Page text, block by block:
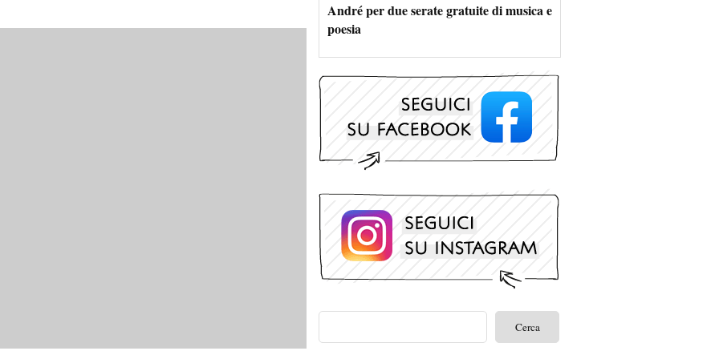
André per due serate gratuite di musica e
poesia